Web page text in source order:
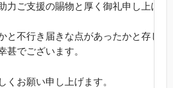
力ご支援の賜物と厚く御礼申し上げま
と不行き届きな点があったかと存じま
甚でございます。
くお願い申し上げます。